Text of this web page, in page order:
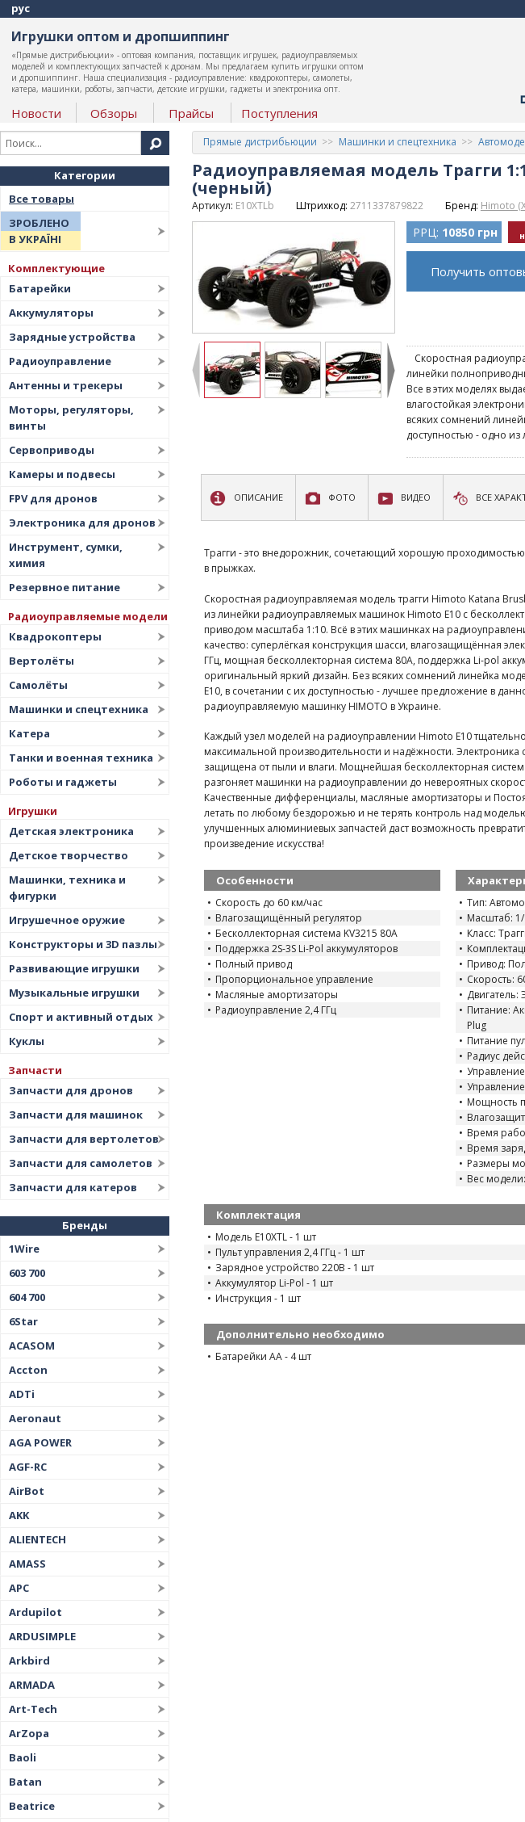
рус
Игрушки оптом и дропшиппинг
«Прямые дистрибьюции» - оптовая компания, поставщик игрушек, радиоуправляемых
моделей и комплектующих запчастей к дронам. Мы предлагаем купить игрушки оптом
и дропшиппинг. Наша специализация - радиоуправление: квадрокоптеры, самолеты,
катера, машинки, роботы, запчасти, детские игрушки, гаджеты и электроника опт.
Новости Обзоры Прайсы Поступления
Категории
Все товары
ЗРОБЛЕНО
В УКРАЇНІ
Комплектующие
Батарейки
Аккумуляторы
Зарядные устройства
Радиоуправление
Антенны и трекеры
Моторы, регуляторы,
винты
Сервоприводы
Камеры и подвесы
FPV для дронов
Электроника для дронов
Инструмент, сумки,
химия
Резервное питание
Радиоуправляемые модели
Квадрокоптеры
Вертолёты
Самолёты
Машинки и спецтехника
Катера
Танки и военная техника
Роботы и гаджеты
Игрушки
Детская электроника
Детское творчество
Машинки, техника и
фигурки
Игрушечное оружие
Конструкторы и 3D пазлы
Развивающие игрушки
Музыкальные игрушки
Спорт и активный отдых
Куклы
Запчасти
Запчасти для дронов
Запчасти для машинок
Запчасти для вертолетов
Запчасти для самолетов
Запчасти для катеров
Бренды
1Wire
603 700
604 700
6Star
ACASOM
Accton
ADTi
Aeronaut
AGA POWER
AGF-RC
AirBot
AKK
ALIENTECH
AMASS
APC
Ardupilot
ARDUSIMPLE
Arkbird
ARMADA
Art-Tech
ArZopa
Baoli
Batan
Beatrice
Прямые дистрибьюции Машинки и спецтехника
Радиоуправляемая модель Трагги
(черный)
Артикул: E10XTLb Штрихкод: 2711337879822 Бренд: Himoto
РРЦ: 10850 грн
Получить
Скоростная
линейки
Все в этих моделях
влагостойкая
всяких сомнений
доступностью - одно
ОПИСАНИЕ ФОТО ВИДЕО ВСЕ
Трагги - это внедорожник, сочетающий хорошую проходимостью
в прыжках.
Скоростная радиоуправляемая модель трагги Himoto Katana
из линейки радиоуправляемых машинок Himoto E10 с
приводом масштаба 1:10. Всё в этих машинках на
качество: суперлёгкая конструкция шасси, влагозащищённая
ГГц, мощная бесколлекторная система 80A, поддержка Li-pol
оригинальный яркий дизайн. Без всяких сомнений линейка
E10, в сочетании с их доступностью - лучшее предложение в
радиоуправляемую машинку HIMOTO в Украине.
Каждый узел моделей на радиоуправлении Himoto E10
максимальной производительности и надёжности. Электроника
защищена от пыли и влаги. Мощнейшая бесколлекторная
разгоняет машинки на радиоуправлении до невероятных
Качественные дифференциалы, масляные амортизаторы и
летать по любому бездорожью и не терять контроль над
улучшенных алюминиевых запчастей даст возможность
произведение искусства!
Особенности
Скорость до 60 км/час
Влагозащищённый регулятор
Бесколлекторная система KV3215 80A
Поддержка 2S-3S Li-Pol аккумуляторов
Полный привод
Пропорциональное управление
Масляные амортизаторы
Радиоуправление 2,4 ГГц
Тип:
Масштаб:
Класс:
Привод:
Скорость:
Двигатель:
Питание:
Plug
Питание
Радиус
Мощность
Время
Время
Размеры
Вес
Комплектация
Модель E10XTL - 1 шт
Пульт управления 2,4 ГГц - 1 шт
Зарядное устройство 220В - 1 шт
Аккумулятор Li-Pol - 1 шт
Инструкция - 1 шт
Дополнительно необходимо
Батарейки AA - 4 шт